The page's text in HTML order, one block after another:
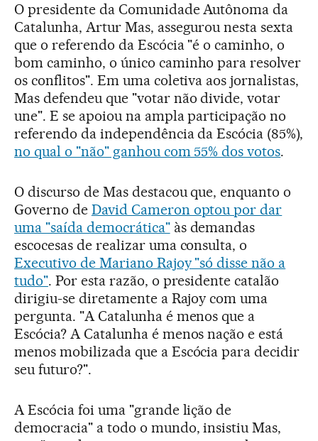
O presidente da Comunidade Autônoma da
Catalunha, Artur Mas, assegurou nesta sexta
que o referendo da Escócia "é o caminho, o
bom caminho, o único caminho para resolver
os conflitos". Em uma coletiva aos jornalistas,
Mas defendeu que "votar não divide, votar
une". E se apoiou na ampla participação no
referendo da independência da Escócia (85%),
no qual o "não" ganhou com 55% dos votos.
O discurso de Mas destacou que, enquanto o
Governo de David Cameron optou por dar
uma "saída democrática"às demandas
escocesas de realizar uma consulta, o
Executivo de Mariano Rajoy "só disse não a
tudo". Por esta razão, o presidente catalão
dirigiu-se diretamente a Rajoy com uma
pergunta. "A Catalunha é menos que a
Escócia? A Catalunha é menos nação e está
menos mobilizada que a Escócia para decidir
seu futuro?".
A Escócia foi uma "grande lição de
democracia" a todo o mundo, insistiu Mas,